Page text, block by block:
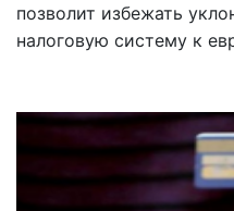
позволит избежать
налоговую систему к